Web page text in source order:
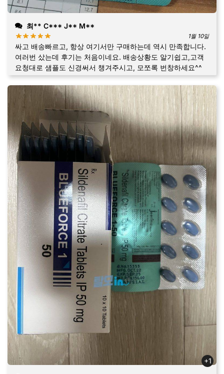
최** C*** J** M**
1월 10일
싸고 배송빠르고, 항상 여기서만 구매하는데 역시 만족합니다.
여러번 샀는데 후기는 처음이네요. 배송상황도 알기쉽고,고객
요청대로 샘플도 신경써서 챙겨주시고, 모쪼록 번창하세요^^
+1